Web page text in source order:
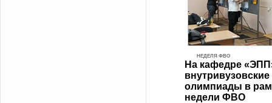
НЕДЕЛЯ ФВО
На кафедре
внутривузовские
олимпиады в
недели ФВО